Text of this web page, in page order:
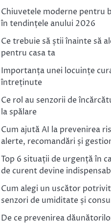
Chiuvetele moderne pentru
în tendințele anului 2026
Ce trebuie să știi înainte să
pentru casa ta
Importanța unei locuințe
întreținute
Ce rol au senzorii de
la spălare
Cum ajută AI la prevenirea
alerte, recomandări și
Top 6 situații de urgență în
de curent devine
Cum alegi un uscător
senzori de umiditate și
De ce prevenirea